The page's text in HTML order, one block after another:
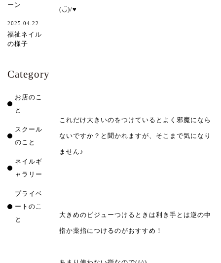
(◡̈)/♥︎
これだけ大きいのをつけているとよく邪魔になら
ないですか？と聞かれますが、そこまで気になり
ません♪
大きめのビジューつけるときは利き手とは逆の中
指か薬指につけるのがおすすめ！
ーン
2025.04.22
福祉ネイル
の様子
Category
お店のこ
と
スクール
のこと
ネイルギ
ャラリー
プライベ
ートのこ
と